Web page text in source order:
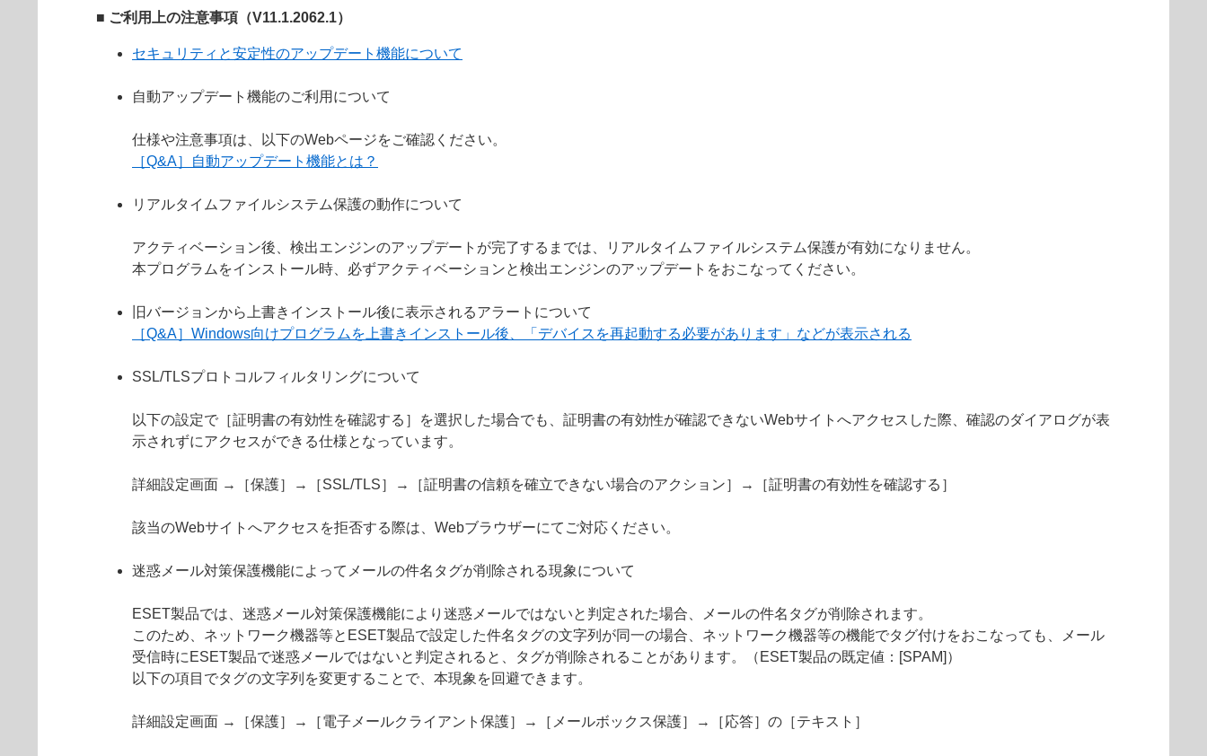
■ ご利用上の注意事項（V11.1.2062.1）
セキュリティと安定性のアップデート機能について
自動アップデート機能のご利用について
仕様や注意事項は、以下のWebページをご確認ください。
［Q&A］自動アップデート機能とは？
リアルタイムファイルシステム保護の動作について
アクティベーション後、検出エンジンのアップデートが完了するまでは、リアルタイムファイルシステム保護が有効になりません。
本プログラムをインストール時、必ずアクティベーションと検出エンジンのアップデートをおこなってください。
旧バージョンから上書きインストール後に表示されるアラートについて
［Q&A］Windows向けプログラムを上書きインストール後、「デバイスを再起動する必要があります」などが表示される
SSL/TLSプロトコルフィルタリングについて
以下の設定で［証明書の有効性を確認する］を選択した場合でも、証明書の有効性が確認できないWebサイトへアクセスした際、確認のダイアログが表
示されずにアクセスができる仕様となっています。
詳細設定画面 →［保護］→［SSL/TLS］→［証明書の信頼を確立できない場合のアクション］→［証明書の有効性を確認する］
該当のWebサイトへアクセスを拒否する際は、Webブラウザーにてご対応ください。
迷惑メール対策保護機能によってメールの件名タグが削除される現象について
ESET製品では、迷惑メール対策保護機能により迷惑メールではないと判定された場合、メールの件名タグが削除されます。
このため、ネットワーク機器等とESET製品で設定した件名タグの文字列が同一の場合、ネットワーク機器等の機能でタグ付けをおこなっても、メール
受信時にESET製品で迷惑メールではないと判定されると、タグが削除されることがあります。（ESET製品の既定値：[SPAM]）
以下の項目でタグの文字列を変更することで、本現象を回避できます。
詳細設定画面 →［保護］→［電子メールクライアント保護］→［メールボックス保護］→［応答］の［テキスト］